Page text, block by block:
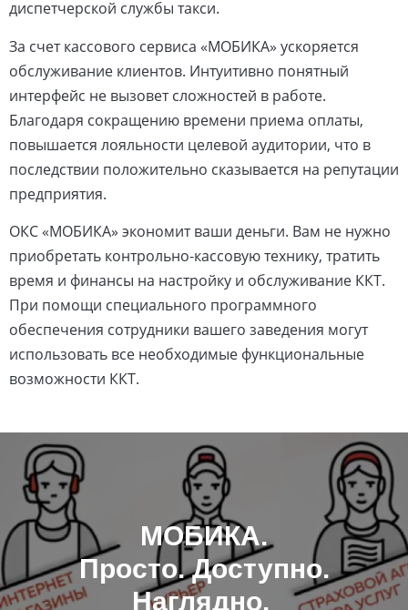
диспетчерской службы такси.
За счет кассового сервиса «МОБИКА» ускоряется
обслуживание клиентов. Интуитивно понятный
интерфейс не вызовет сложностей в работе.
Благодаря сокращению времени приема оплаты,
повышается лояльности целевой аудитории, что в
последствии положительно сказывается на репутации
предприятия.
ОКС «МОБИКА» экономит ваши деньги. Вам не нужно
приобретать контрольно-кассовую технику, тратить
время и финансы на настройку и обслуживание ККТ.
При помощи специального программного
обеспечения сотрудники вашего заведения могут
использовать все необходимые функциональные
возможности ККТ.
МОБИКА.
Просто. Доступно.
Наглядно.